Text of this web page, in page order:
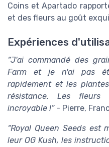
Coins et Apartado
et des fleurs au goût
Expériences
“J'ai commandé des
Farm et je n'ai pas
rapidement et les
résistance. Les
incroyable !”- Pierre,
“Royal Queen Seeds est
leur OG Kush, les